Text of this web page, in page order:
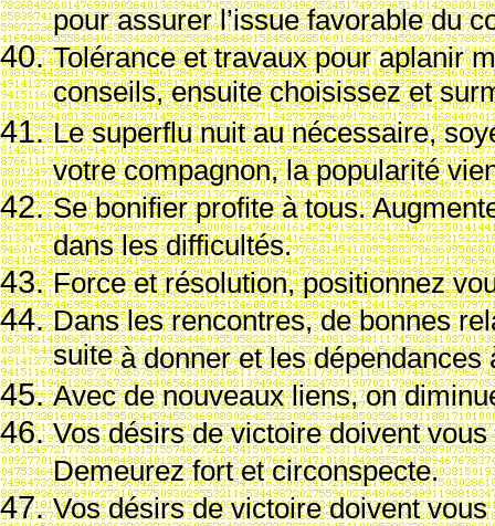
pour assurer l’issue favorable du
Tolérance et travaux pour aplanir
conseils, ensuite choisissez et
Le superflu nuit au nécessaire,
votre compagnon, la popularité
Se bonifier profiteà tous.
dans les difficultés.
Force et résolution, positionnez
Dans les rencontres, de bonnes
suiteà donner et les dépendances
Avec de nouveaux liens, on
Vos désirs de victoire doivent
Demeurez fort et circonspecte.
Vos désirs de victoire doivent